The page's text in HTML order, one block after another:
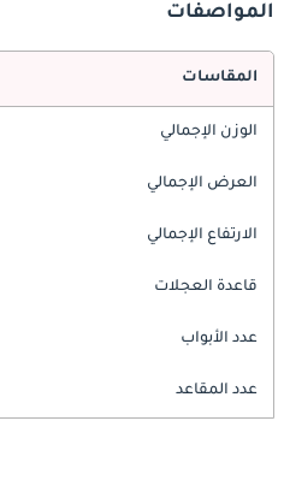
المواصفات
المقاسات
الوزن الإجمالي
العرض الإجمالي
الارتفاع الإجمالي
قاعدة العجلات
عدد الأبواب
عدد المقاعد